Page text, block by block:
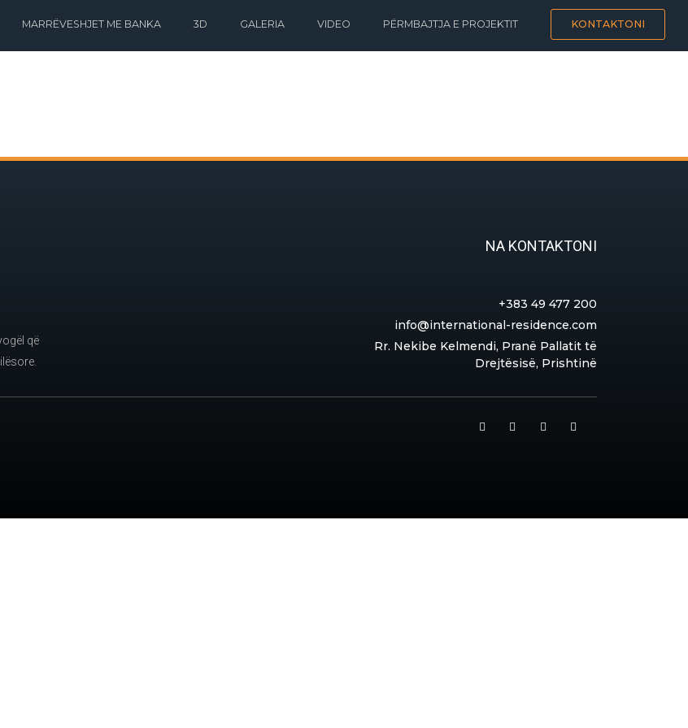
MARRËVESHJET ME BANKA 3D GALERIA VIDEO PËRMBAJTJA E PROJEKTIT KONTAKTONI
NA KONTAKTONI
që
+383 49 477 200
info@international-residence.com
Rr. Nekibe Kelmendi, Pranë Pallatit të
Drejtësisë, Prishtinë